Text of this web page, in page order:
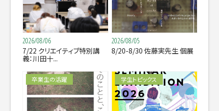
2026/08/06
7/22 クリエイティブ特別講
義：川田十...
2026/08/05
8/20-8/30 佐藤実先生 個展
卒業生の活躍 学生トピックス